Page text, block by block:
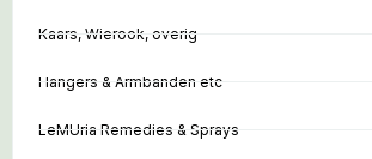
Kaars, Wierook, overig
Hangers & Armbanden etc
LeMUria Remedies & Sprays